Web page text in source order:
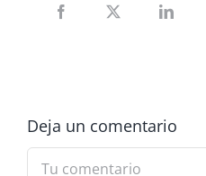
Deja un comentario
Comment